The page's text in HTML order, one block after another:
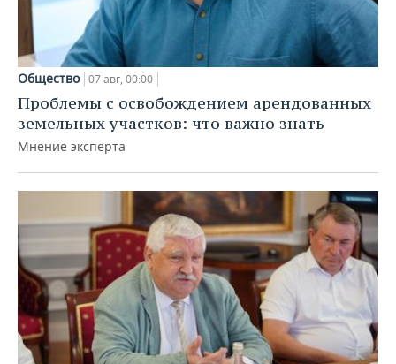
Общество 07 авг, 00:00
Проблемы с освобождением арендованных
земельных участков: что важно знать
Мнение эксперта